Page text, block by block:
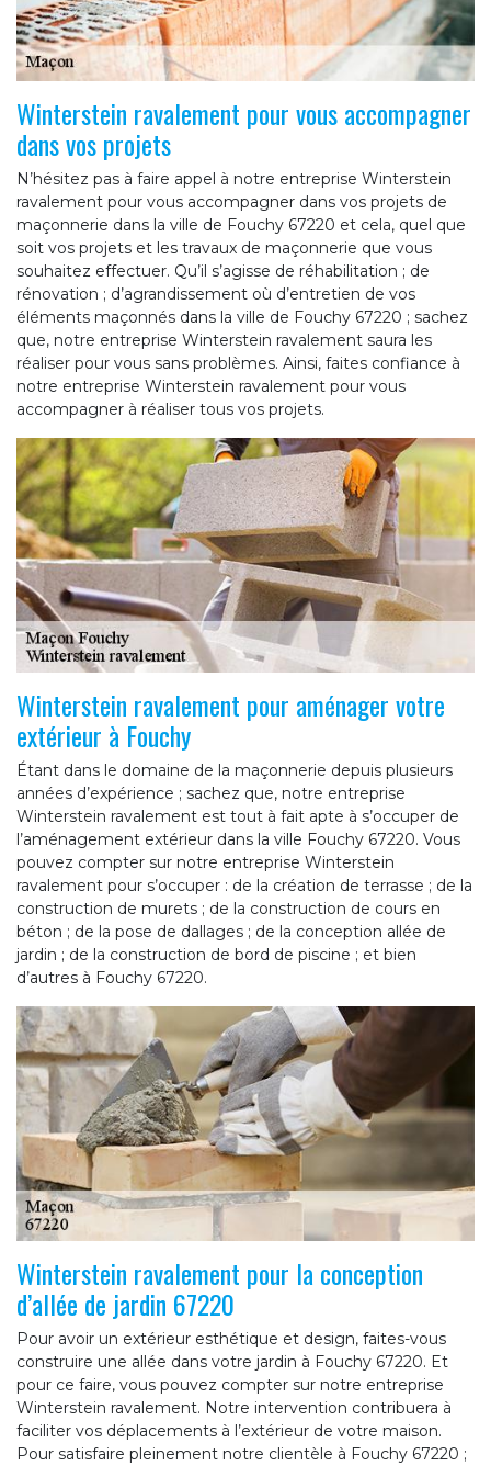
Winterstein ravalement pour vous accompagner
dans vos projets
N’hésitez pas à faire appel à notre entreprise Winterstein
ravalement pour vous accompagner dans vos projets de
maçonnerie dans la ville de Fouchy 67220 et cela, quel que
soit vos projets et les travaux de maçonnerie que vous
souhaitez effectuer. Qu’il s’agisse de réhabilitation ; de
rénovation ; d’agrandissement où d’entretien de vos
éléments maçonnés dans la ville de Fouchy 67220 ; sachez
que, notre entreprise Winterstein ravalement saura les
réaliser pour vous sans problèmes. Ainsi, faites confiance à
notre entreprise Winterstein ravalement pour vous
accompagner à réaliser tous vos projets.
Winterstein ravalement pour aménager votre
extérieur à Fouchy
Étant dans le domaine de la maçonnerie depuis plusieurs
années d’expérience ; sachez que, notre entreprise
Winterstein ravalement est tout à fait apte à s’occuper de
l’aménagement extérieur dans la ville Fouchy 67220. Vous
pouvez compter sur notre entreprise Winterstein
ravalement pour s’occuper : de la création de terrasse ; de la
construction de murets ; de la construction de cours en
béton ; de la pose de dallages ; de la conception allée de
jardin ; de la construction de bord de piscine ; et bien
d’autres à Fouchy 67220.
Winterstein ravalement pour la conception
d’allée de jardin 67220
Pour avoir un extérieur esthétique et design, faites-vous
construire une allée dans votre jardin à Fouchy 67220. Et
pour ce faire, vous pouvez compter sur notre entreprise
Winterstein ravalement. Notre intervention contribuera à
faciliter vos déplacements à l’extérieur de votre maison.
Pour satisfaire pleinement notre clientèle à Fouchy 67220 ;